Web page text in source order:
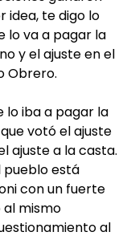
idea, te digo lo
lo va a pagar la
y el ajuste en el
Obrero.
lo iba a pagar la
votó el ajuste
ajuste a la casta.
pueblo está
con un fuerte
mismo
al